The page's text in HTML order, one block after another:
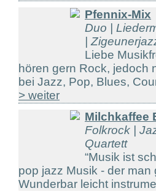
Pfennix-Mix
Duo |
|
Liebe
hören gern Rock, jedoch
bei Jazz, Pop, Blues,
> weiter
Milchkaffee
Folkrock |
Quartett
“Musik ist
pop jazz Musik - der
Wunderbar leicht